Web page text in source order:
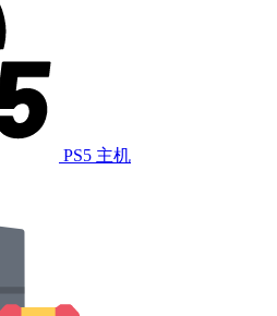
PS5 主机